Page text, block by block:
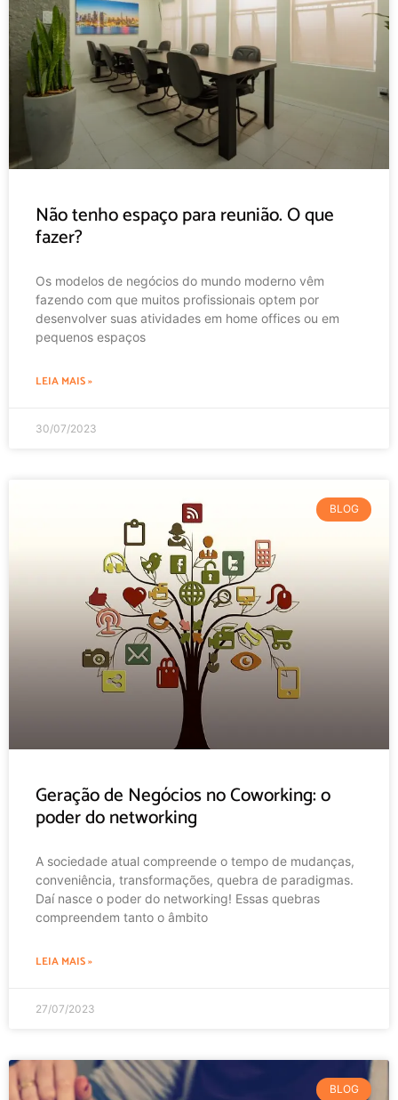
Não tenho espaço para reunião. O que
fazer?
Os modelos de negócios do mundo moderno vêm
fazendo com que muitos profissionais optem por
desenvolver suas atividades em home offices ou em
pequenos espaços
LEIA MAIS »
30/07/2023
BLOG
Geração de Negócios no Coworking: o
poder do networking
A sociedade atual compreende o tempo de mudanças,
conveniência, transformações, quebra de paradigmas.
Daí nasce o poder do networking! Essas quebras
compreendem tanto o âmbito
LEIA MAIS »
27/07/2023
BLOG